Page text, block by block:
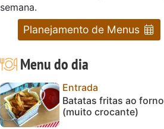
semana.
Planejamento de Menus
Menu do dia
Entrada
Batatas fritas ao forno
(muito crocante)